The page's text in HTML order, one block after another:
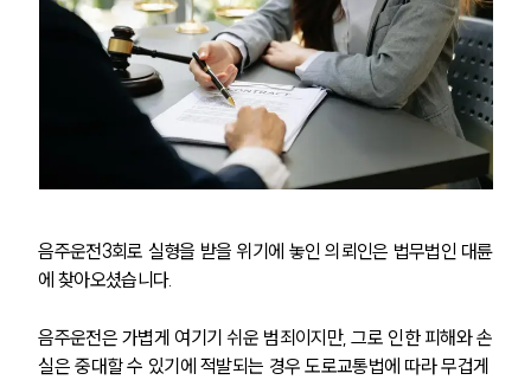
음주운전3회로 실형을 받을 위기에 놓인 의뢰인은 법무법인 대륜
에 찾아오셨습니다.
음주운전은 가볍게 여기기 쉬운 범죄이지만, 그로 인한 피해와 손
실은 중대할 수 있기에 적발되는 경우 도로교통법에 따라 무겁게